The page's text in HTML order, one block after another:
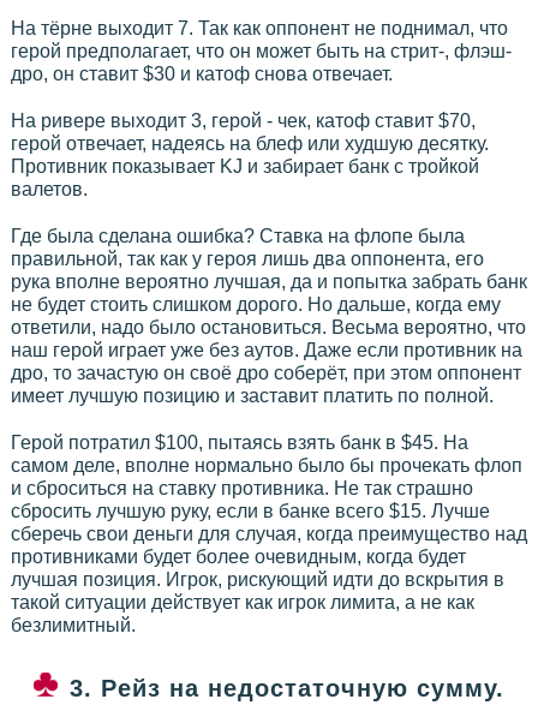
На тёрне выходит 7. Так как оппонент не поднимал, что
герой предполагает, что он может быть на стрит-, флэш-
дро, он ставит $30 и катоф снова отвечает.
На ривере выходит 3, герой - чек, катоф ставит $70,
герой отвечает, надеясь на блеф или худшую десятку.
Противник показывает KJ и забирает банк с тройкой
валетов.
Где была сделана ошибка? Ставка на флопе была
правильной, так как у героя лишь два оппонента, его
рука вполне вероятно лучшая, да и попытка забрать банк
не будет стоить слишком дорого. Но дальше, когда ему
ответили, надо было остановиться. Весьма вероятно, что
наш герой играет уже без аутов. Даже если противник на
дро, то зачастую он своё дро соберёт, при этом оппонент
имеет лучшую позицию и заставит платить по полной.
Герой потратил $100, пытаясь взять банк в $45. На
самом деле, вполне нормально было бы прочекать флоп
и сброситься на ставку противника. Не так страшно
сбросить лучшую руку, если в банке всего $15. Лучше
сберечь свои деньги для случая, когда преимущество над
противниками будет более очевидным, когда будет
лучшая позиция. Игрок, рискующий идти до вскрытия в
такой ситуации действует как игрок лимита, а не как
безлимитный.
3. Рейз на недостаточную сумму.